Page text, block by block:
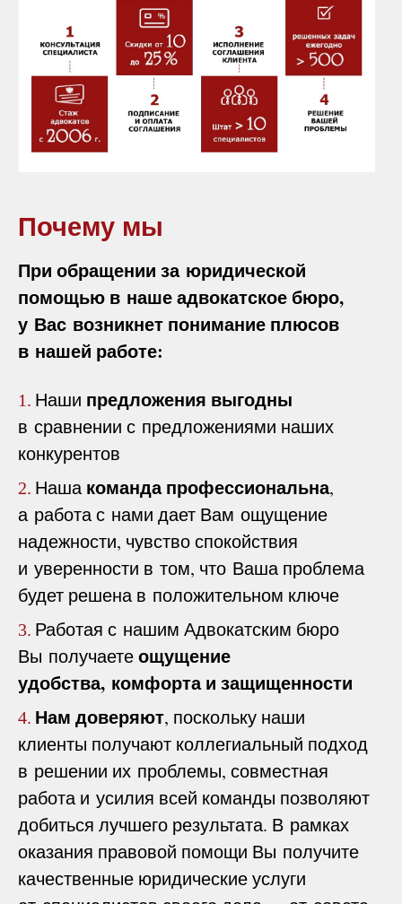
Почему мы
При обращении за юридической
помощью в наше адвокатское бюро,
у Вас возникнет понимание плюсов
в нашей работе:
1. Наши предложения выгодны
в сравнении с предложениями наших
конкурентов
2. Нашакоманда профессиональна,
а работа с нами дает Вам ощущение
надежности, чувство спокойствия
и уверенности в том, что Ваша проблема
будет решена в положительном ключе
3. Работая с нашим Адвокатским бюро
Вы получаетеощущение
удобства, комфорта и защищенности
4. Нам доверяют, поскольку наши
клиенты получают коллегиальный подход
в решении их проблемы, совместная
работа и усилия всей команды позволяют
добиться лучшего результата. В рамках
оказания правовой помощи Вы получите
качественные юридические услуги